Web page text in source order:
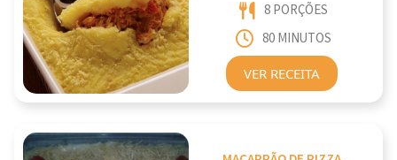
8 PORÇÕES
80 MINUTOS
VER RECEITA